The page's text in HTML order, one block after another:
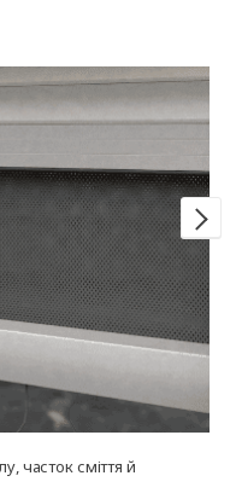
часток сміття й